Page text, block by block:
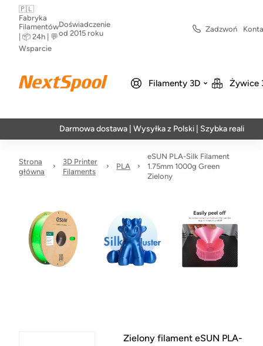
🇵🇱
Fabryka
Filamentów
| 📦 24h | 💬
Wsparcie
Doświadczenie
od 2015 roku
Zadzwoń
Filamenty 3D Żywice
Darmowa dostawa | Wysyłka z Polski | Szybka realizacja w
Strona
główna
3D Printer
Filaments
PLA
eSUN PLA-Silk Filament
1.75mm 1000g Green
Zielony
Zielony filament eSUN PLA-